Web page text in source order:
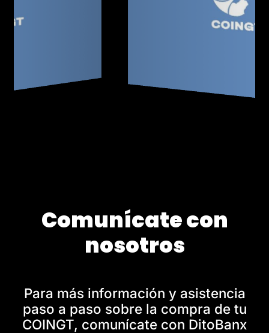
Comunícate con
nosotros
Para más información y asistencia
paso a paso sobre la compra de tu
COINGT, comunícate con DitoBanx